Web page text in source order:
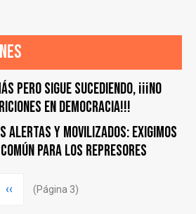
pero sigue sucediendo, ¡¡¡no
en democracia!!!
alertas y movilizados: Exigimos
para los represores
Página
‹‹ (Página 3)